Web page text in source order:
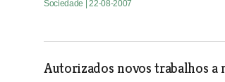
Sociedade | 22-08-2007
Autorizados novos trabalhos a